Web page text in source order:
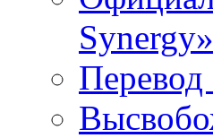
Synergy»
Перевод